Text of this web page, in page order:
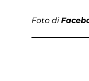
Foto di